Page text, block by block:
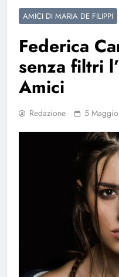
AMICI DI MARIA DE FILIPPI
Federica
senza filtri
Amici
Redazione 5